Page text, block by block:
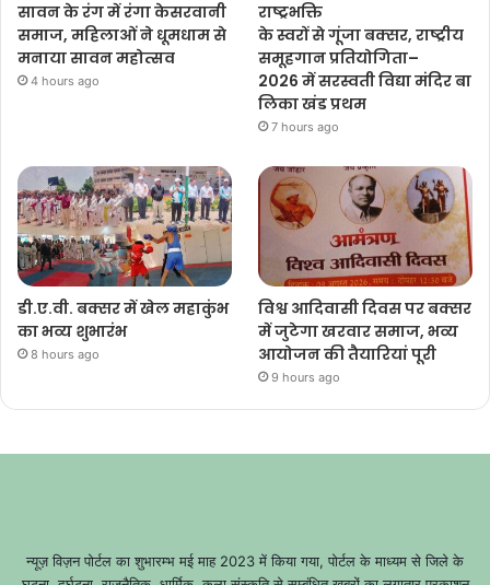
सावन के रंग में रंगा केसरवानी
समाज, महिलाओं ने धूमधाम से
मनाया सावन महोत्सव
4 hours ago
राष्ट्रभक्ति
के स्वरों से गूंजा बक्सर, राष्ट्रीय
समूहगान प्रतियोगिता–
2026 में सरस्वती विद्या मंदिर बा
लिका खंड प्रथम
7 hours ago
डी.ए.वी. बक्सर में खेल महाकुंभ
का भव्य शुभारंभ
8 hours ago
विश्व आदिवासी दिवस पर बक्सर
में जुटेगा खरवार समाज, भव्य
आयोजन की तैयारियां पूरी
9 hours ago
न्यूज़ विज़न पोर्टल का शुभारम्भ मई माह 2023 में किया गया, पोर्टल के माध्यम से जिले के